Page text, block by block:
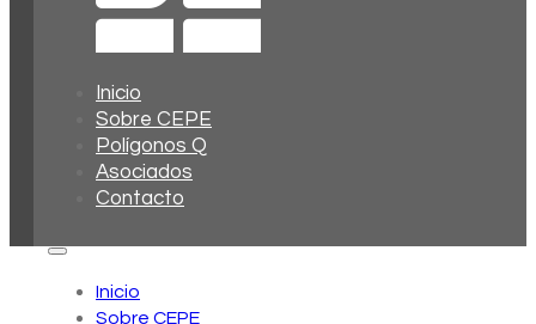
Inicio
Sobre CEPE
Polígonos Q
Asociados
Contacto
Inicio
Sobre CEPE